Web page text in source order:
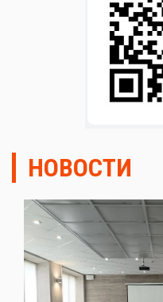
НОВОСТИ